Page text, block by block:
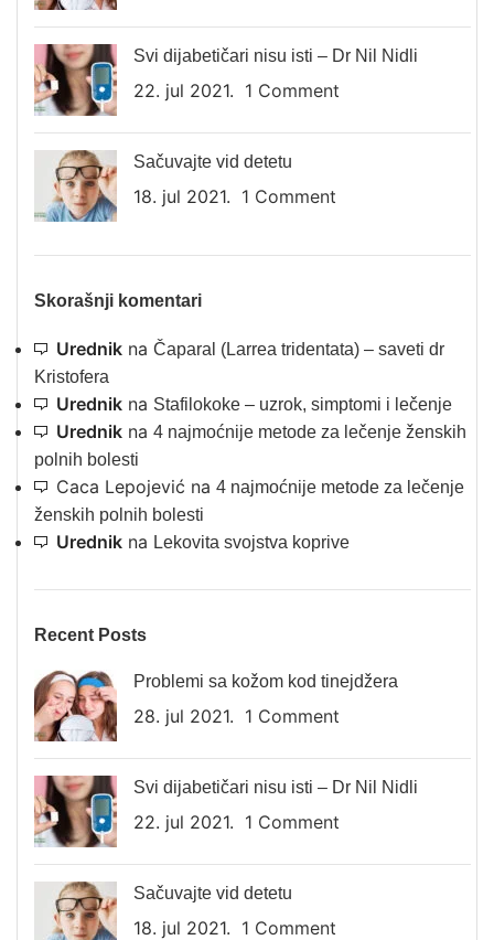
Svi dijabetičari nisu isti – Dr Nil Nidli
22. jul 2021. 1 Comment
Sačuvajte vid detetu
18. jul 2021. 1 Comment
Skorašnji komentari
Urednik na Čaparal (Larrea tridentata) – saveti dr
Kristofera
Urednik na Stafilokoke – uzrok, simptomi i lečenje
Urednik na 4 najmoćnije metode za lečenje ženskih
polnih bolesti
Caca Lepojević na 4 najmoćnije metode za lečenje
ženskih polnih bolesti
Urednik na Lekovita svojstva koprive
Recent Posts
Problemi sa kožom kod tinejdžera
28. jul 2021. 1 Comment
Svi dijabetičari nisu isti – Dr Nil Nidli
22. jul 2021. 1 Comment
Sačuvajte vid detetu
18. jul 2021. 1 Comment